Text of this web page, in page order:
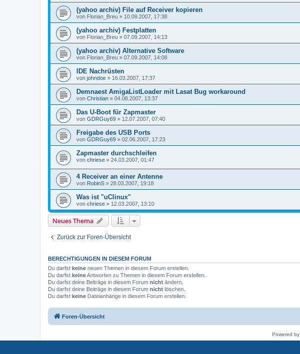
(yahoo archiv) File auf Receiver kopieren
von Florian_Breu » 10.09.2007, 17:38
(yahoo archiv) Festplatten
von Florian_Breu » 07.09.2007, 14:13
(yahoo archiv) Alternative Software
von Florian_Breu » 07.09.2007, 14:08
IDE Nachrüsten
von johndoe » 16.03.2007, 17:37
Demnaest AmigaListLoader mit Lasat Bug workaround
von Christian » 04.08.2007, 13:37
Das U-Boot für Zapmaster
von GDRGuy69 » 12.07.2007, 07:40
Freigabe des USB Ports
von GDRGuy69 » 02.06.2007, 17:23
Zapmaster durchschleifen
von chriese » 24.03.2007, 01:47
4 Receiver an einer Antenne
von RobinS » 28.03.2007, 19:18
Was ist "uClinux"
von chriese » 12.03.2007, 13:10
Neues Thema
Zurück zur Foren-Übersicht
BERECHTIGUNGEN IN DIESEM FORUM
Du darfst keine neuen Themen in diesem Forum erstellen.
Du darfst keineAntworten zu Themen in diesem Forum erstellen.
Du darfst deine Beiträge in diesem Forum nicht ändern.
Du darfst deine Beiträge in diesem Forum nicht löschen.
Du darfst keine Dateianhänge in diesem Forum erstellen.
Foren-Übersicht
Powered by